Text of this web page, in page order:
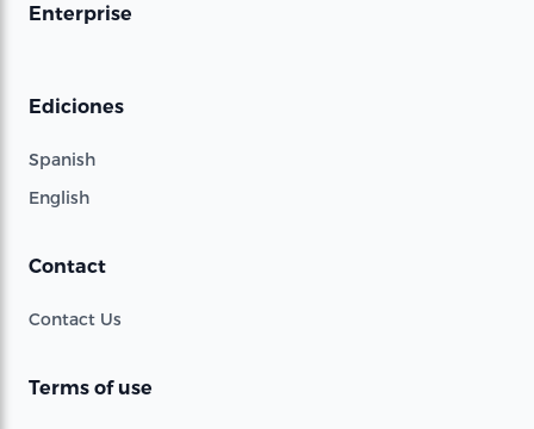
Enterprise
Ediciones
Spanish
English
Contact
Contact Us
Terms of use